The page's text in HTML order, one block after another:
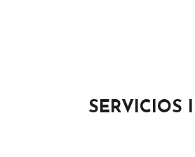
SERVICIOS